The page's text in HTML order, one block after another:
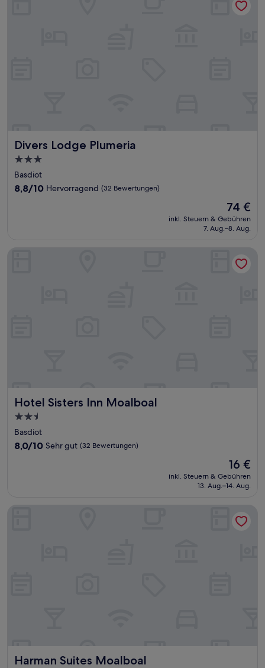
Divers Lodge Plumeria
Divers Lodge Plumeria
3.0-
Sterne-
Unterkunft
Basdiot
8.8
8,8/10 Hervorragend (32 Bewertungen)
Der
Preis
beträgt
74 €
inkl. Steuern & Gebühren
7. Aug.–8. Aug.
Hotel Sisters Inn Moalboal
Hotel Sisters Inn Moalboal
2.5-
Sterne-
Unterkunft
Basdiot
8.0
Bewertungen)
8,0/10 Sehr gut (32 Bewertungen)
Der
Preis
beträgt
16 €
inkl. Steuern & Gebühren
13. Aug.–14. Aug.
Hotel Sisters Inn Moalboal
Harman Suites Moalboal
Harman Suites Moalboal